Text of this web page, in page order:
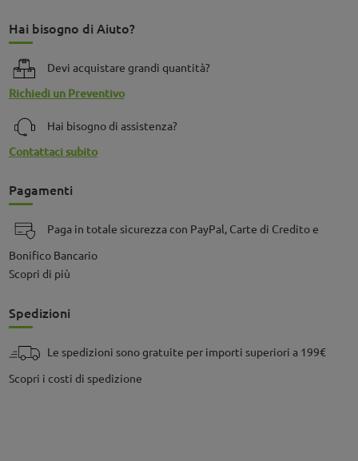
Hai bisogno di Aiuto?
Devi acquistare grandi quantità?
Richiedi un Preventivo
Hai bisogno di assistenza?
Contattaci subito
Pagamenti
Paga in totale sicurezza con PayPal, Carte di Credito e
Bonifico Bancario
Scopri di più
Spedizioni
Le spedizioni sono gratuite per importi superiori a 199€
Scopri i costi di spedizione